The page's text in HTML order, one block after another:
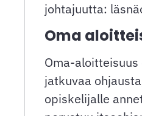
johtajuutta:
Oma
Oma-
jatkuvaa
opiskelijalle